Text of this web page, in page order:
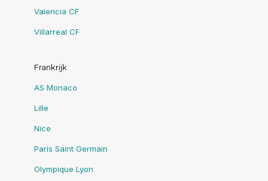
Valencia CF
Villarreal CF
Frankrijk
AS Monaco
Lille
Nice
Paris Saint Germain
Olympique Lyon